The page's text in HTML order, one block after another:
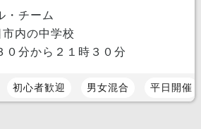
・チーム
内の中学校
０分から２１時３０分
初心者歓迎 男女混合 平日開催